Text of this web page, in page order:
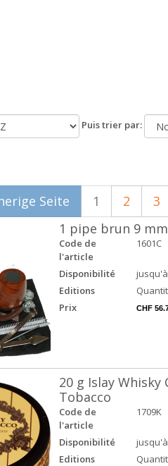
Puis trier par:
Seite 1 2 3
1 pipe brun 9
Code de
l'article
1601C
Disponibilité
Editions
Prix
CHF
20 g Islay Whisky
Tobacco
Code de
l'article
1709K
Disponibilité
Editions